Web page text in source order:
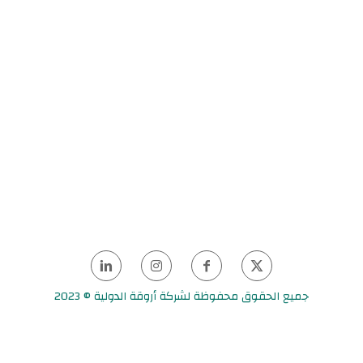
جميع الحقوق محفوظة لشركة أروقة الدولية © 2023